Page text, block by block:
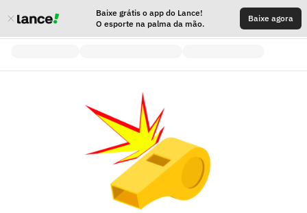
Baixe grátis o app do Lance!
O esporte na palma da mão.
Baixe agora